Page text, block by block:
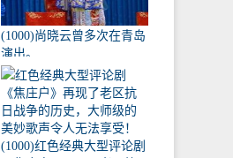
(1000)尚晓云曾多次在青岛
演出。
(1000)红色经典大型评论剧